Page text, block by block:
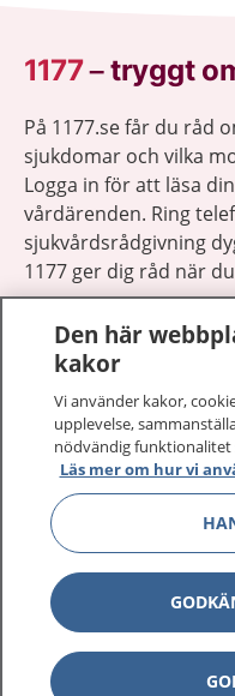
1177–tryggt
På 1177.se får du råd
sjukdomar och vilka
Logga in för att läsa
vårdärenden. Ring
sjukvårdsrådgivning
1177 ger dig råd när
1177 på flera språk
Om 1177
Behandling av
Den här
kakor
Vi använder kakor,
upplevelse,
nödvändig funktionalitet
Läs mer om hur vi